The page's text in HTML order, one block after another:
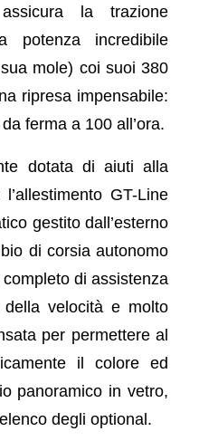
la trazione
potenza incredibile
mole) coi suoi 380
ripresa impensabile:
ferma a 100 all’ora.
dotata di aiuti alla
GT-Line
gestito dall’esterno
di corsia autonomo
di assistenza
velocità e molto
per permettere al
il colore ed
panoramico in vetro,
degli optional.